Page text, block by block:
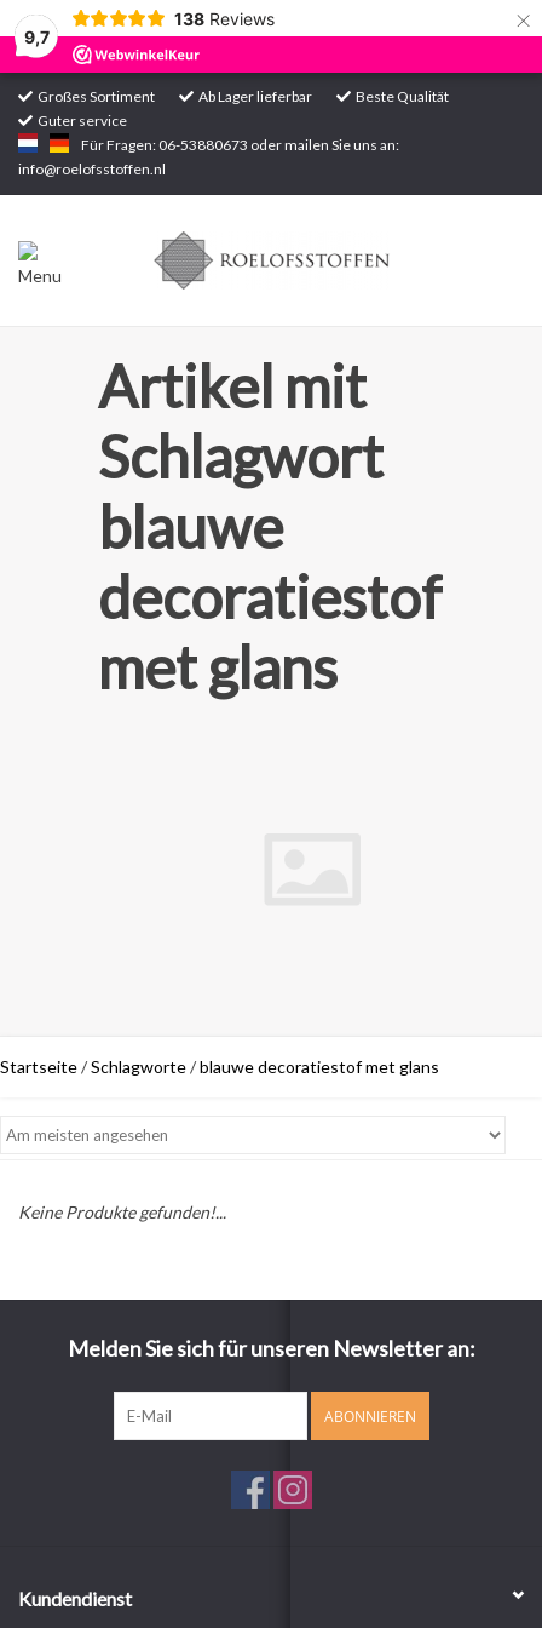
9,7
138 Reviews ×
Großes Sortiment Ab Lager lieferbar
Beste Qualität
Guter service
Für Fragen: 06-53880673 oder mailen Sie uns an:
info@roelofsstoffen.nl
Startseite
Sortiment
Artikel mit
Schlagwort
blauwe
decoratiestof
met glans
Startseite/Schlagworte/blauwe decoratiestof met glans
Keine Produkte gefunden!...
Melden Sie sich für unseren Newsletter an:
ABONNIEREN
Kundendienst